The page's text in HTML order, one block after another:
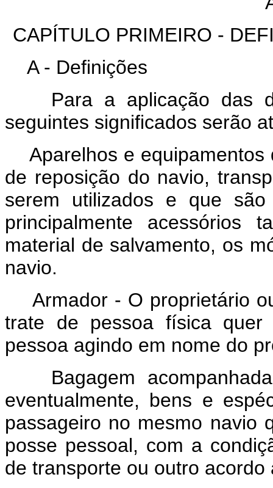
CAPÍTULO PRIMEIRO -
A - Definições
Para a aplicação das
seguintes significados serão
Aparelhos e equipamentos
de reposição do navio,
serem utilizados e que
principalmente acessórios
material de salvamento, os
navio.
Armador - O proprietário
trate de pessoa física quer
pessoa agindo em nome do
Bagagem acompanhada
eventualmente, bens e
passageiro no mesmo navio
posse pessoal, com a
de transporte ou outro acordo